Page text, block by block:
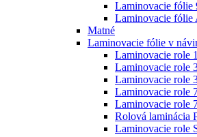
Laminovacie fólie
Laminovacie fólie
Matné
Laminovacie fólie v
Laminovacie role
Laminovacie role
Laminovacie role
Laminovacie role
Laminovacie role
Rolová laminácia
Laminovacie role